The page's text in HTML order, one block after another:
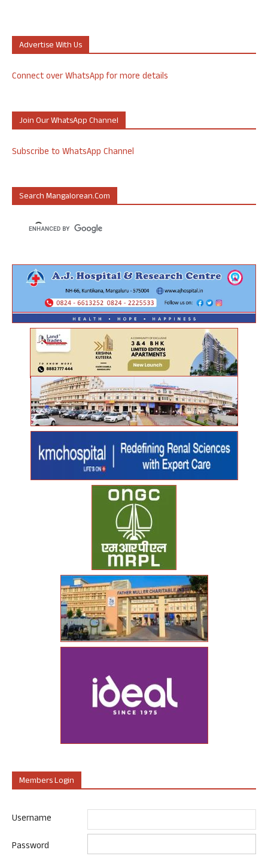
Advertise With Us
Connect over WhatsApp for more details
Join Our WhatsApp Channel
Subscribe to WhatsApp Channel
Search Mangalorean.com
Members Login
Username
Password